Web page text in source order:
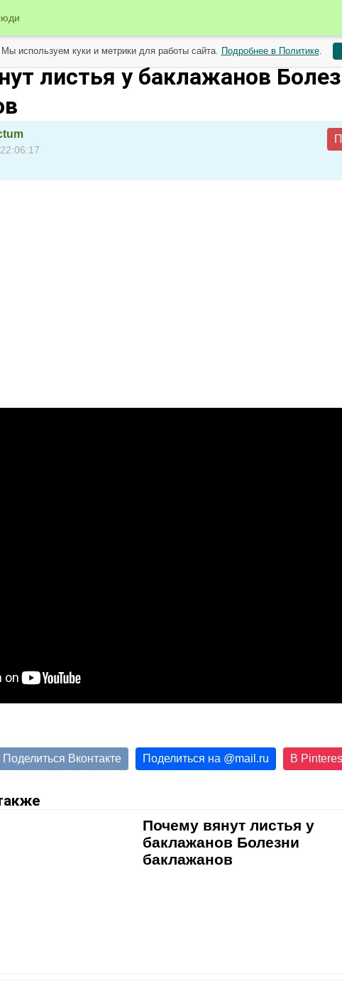
февраля
листья у баклажанов
Поделиться Вконтакте Поделиться на @mail.ru В
Почему вянут листья у
баклажанов Болезни
баклажанов
Мы используем куки и метрики для работы сайта. Подробнее в Политике.